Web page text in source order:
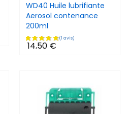
WD40 Huile lubrifiante
Aerosol contenance
200ml
14,50 €